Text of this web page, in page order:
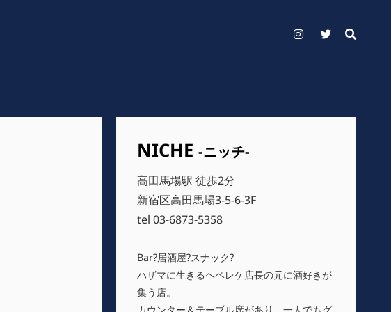
Instagram
Twitter
NICHE -ニッチ-
高田馬場駅 徒歩2分
新宿区高田馬場3-5-6-3F
tel 03-6873-5358
Bar?居酒屋?スナック?
ハザマに生きるヘベレケ店長の元に酒好きが
集う店。